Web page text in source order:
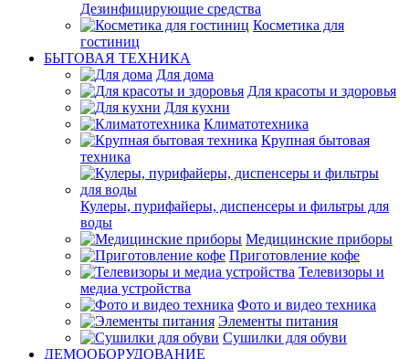
Дезинфицирующие средства
Косметика для
гостиниц
БЫТОВАЯ ТЕХНИКА
Для дома
Для красоты и здоровья
Для кухни
Климатотехника
Крупная бытовая
техника
Кулеры, пурифайеры, диспенсеры и фильтры для
воды
Медицинские приборы
Приготовление кофе
Телевизоры и
медиа устройства
Фото и видео техника
Элементы питания
Сушилки для обуви
ДЕМООБОРУДОВАНИЕ